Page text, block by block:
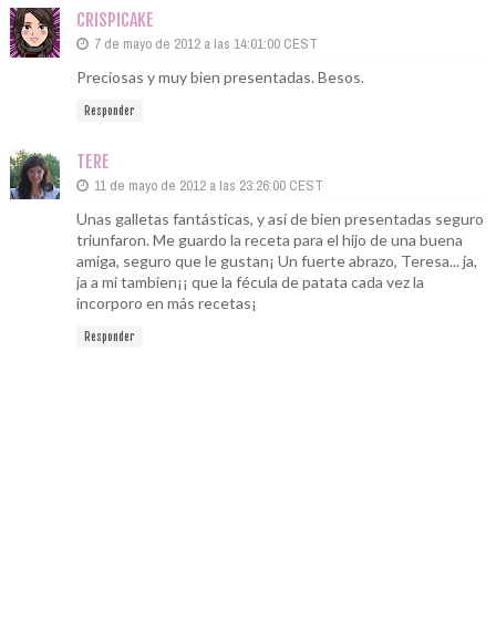
CRISPICAKE
7 de mayo de 2012 a las 14:01:00 CEST
Preciosas y muy bien presentadas. Besos.
Responder
TERE
11 de mayo de 2012 a las 23:26:00 CEST
Unas galletas fantásticas, y así de bien presentadas seguro
triunfaron. Me guardo la receta para el hijo de una buena
amiga, seguro que le gustan¡ Un fuerte abrazo, Teresa... ja,
ja a mi tambien¡¡ que la fécula de patata cada vez la
incorporo en más recetas¡
Responder